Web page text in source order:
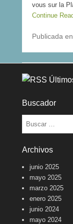
vous sur la
Continue
Publicada en
Buscador
Buscar
Archivos
junio 2025
mayo 2025
marzo 2025
enero 2025
junio 2024
mayo 2024